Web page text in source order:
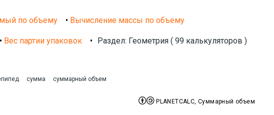
по объему • Вычисление массы по объему
• Вес партии упаковок • Раздел: Геометрия ( 99 калькуляторов )
сумма суммарный объем
PLANETCALC, Суммарный объем